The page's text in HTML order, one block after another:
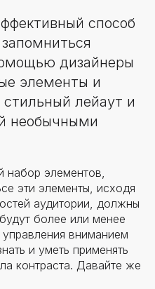
способ
дизайнеры
элементы и
лейаут и
необычными
набор элементов,
эти элементы, исходя
аудитории, должны
более или менее
вниманием
и уметь применять
контраста. Давайте же